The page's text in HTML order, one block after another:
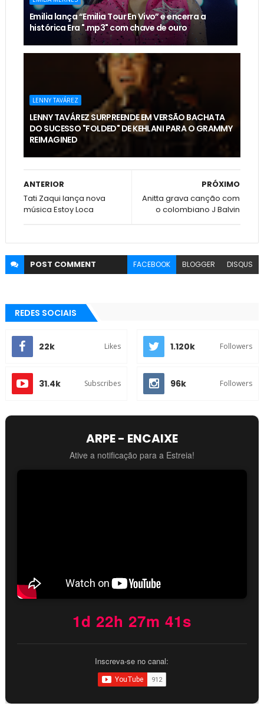
Emilia lança “Emilia Tour En Vivo” e encerra a
histórica Era ".mp3" com chave de ouro
LENNY TAVÁREZ
LENNY TAVÁREZ SURPREENDE EM VERSÃO BACHATA
DO SUCESSO "FOLDED" DE KEHLANI PARA O GRAMMY
REIMAGINED
PRÓXIMO
Anitta grava canção com
o colombiano J Balvin
ANTERIOR
Tati Zaqui lança nova
música Estoy Loca
POST COMMENT FACEBOOK BLOGGER DISQUS
REDES SOCIAIS
22k Likes 1.120k Followers
31.4k Subscribes 96k Followers
ARPE - ENCAIXE
Ative a notificação para a Estreia!
1d 22h 27m 40s
Inscreva-se no canal: